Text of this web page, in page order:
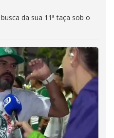
da sua 11ª taça sob o